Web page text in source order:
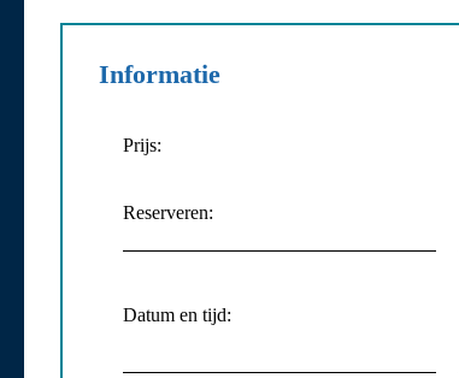
Informatie
Prijs:
Reserveren:
Datum en tijd: